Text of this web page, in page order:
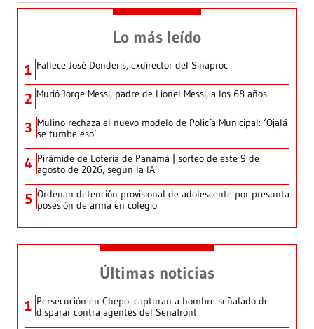
Lo más leído
1 Fallece José Donderis, exdirector del Sinaproc
2 Murió Jorge Messi, padre de Lionel Messi, a los 68 años
3 Mulino rechaza el nuevo modelo de Policía Municipal: ‘Ojalá
se tumbe eso’
4 Pirámide de Lotería de Panamá | sorteo de este 9 de
agosto de 2026, según la IA
5 Ordenan detención provisional de adolescente por presunta
posesión de arma en colegio
Últimas noticias
1 Persecución en Chepo: capturan a hombre señalado de
disparar contra agentes del Senafront